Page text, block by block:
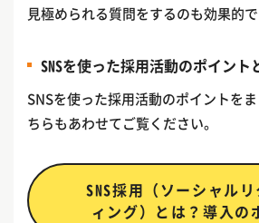
見極められる質問をするのも効果的で
SNSを使った採用活動のポイント
SNSを使った採用活動のポイントを
ちらもあわせてご覧ください。
SNS採用（ソーシャル
ィング）とは？導入の